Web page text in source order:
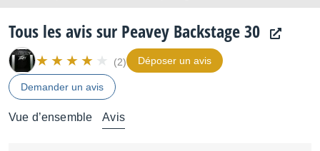
Tous les avis sur Peavey Backstage 30
(2) Déposer un avis
Demander un avis
Vue d’ensemble Avis